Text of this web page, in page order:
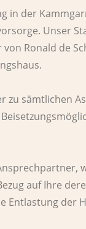
in der
Unser
Ronald de
zu sämtlichen
auf Ihre
Entlastung der